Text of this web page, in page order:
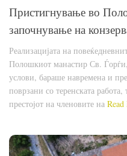
Пристигнување во
започнување на
Реализацијата на
Полошкиот манастир Св.
услови, бараше навремена и
поврзани со теренската
престојот на членовите на